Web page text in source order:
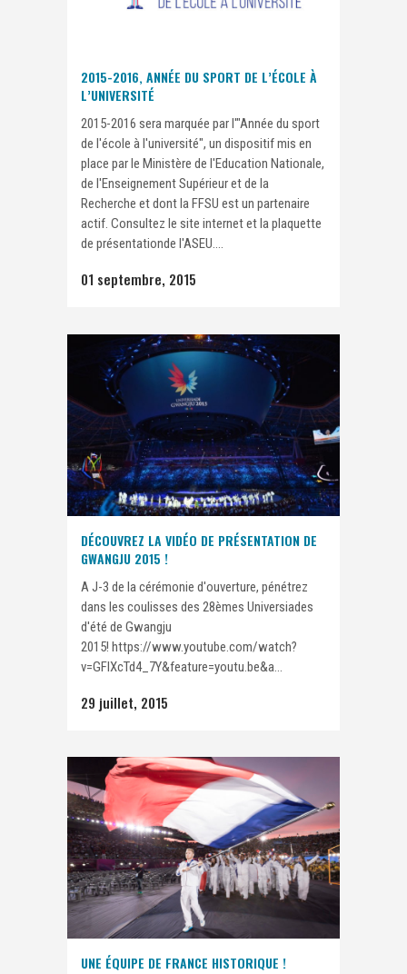
2015-2016, ANNÉE DU SPORT DE L’ÉCOLE À
L’UNIVERSITÉ
2015-2016 sera marquée par l'"Année du sport
de l'école à l'université", un dispositif mis en
place par le Ministère de l'Education Nationale,
de l'Enseignement Supérieur et de la
Recherche et dont la FFSU est un partenaire
actif. Consultez le site internet et la plaquette
de présentationde l'ASEU....
01 septembre, 2015
DÉCOUVREZ LA VIDÉO DE PRÉSENTATION DE
GWANGJU 2015 !
A J-3 de la cérémonie d'ouverture, pénétrez
dans les coulisses des 28èmes Universiades
d'été de Gwangju
2015! https://www.youtube.com/watch?
v=GFIXcTd4_7Y&feature=youtu.be&a...
29 juillet, 2015
UNE ÉQUIPE DE FRANCE HISTORIQUE !